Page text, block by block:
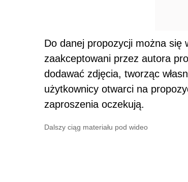
Do danej propozycji można się
zaakceptowani przez autora
dodawać zdjęcia, tworząc
użytkownicy otwarci na
zaproszenia oczekują.
Dalszy ciąg materiału pod wideo